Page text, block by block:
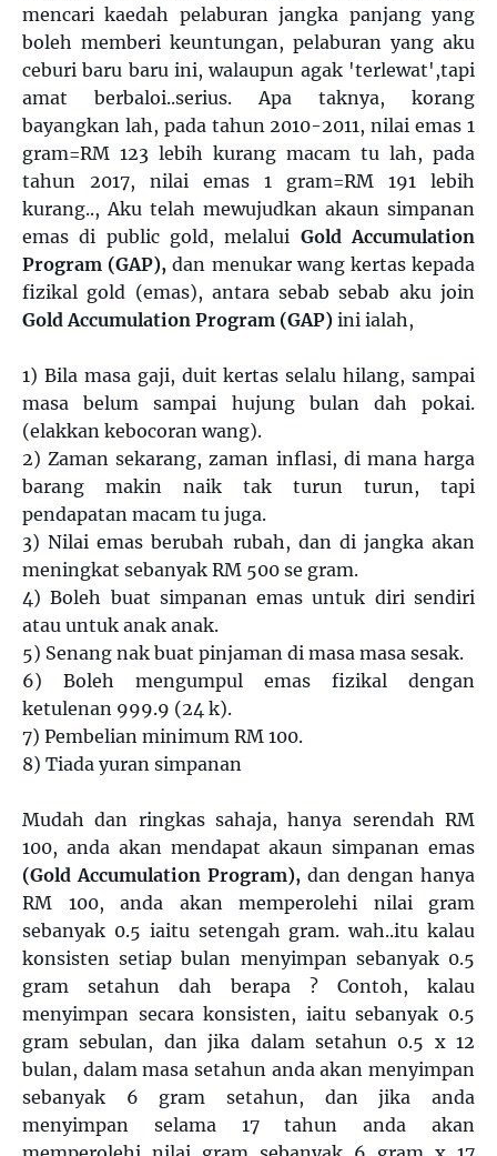
mencari kaedah pelaburan jangka panjang yang
boleh memberi keuntungan, pelaburan yang aku
ceburi baru baru ini, walaupun agak 'terlewat',tapi
amat berbaloi..serius. Apa taknya, korang
bayangkan lah, pada tahun 2010-2011, nilai emas 1
gram=RM 123 lebih kurang macam tu lah, pada
tahun 2017, nilai emas 1 gram=RM 191 lebih
kurang.., Aku telah mewujudkan akaun simpanan
emas di public gold, melalui Gold Accumulation
Program (GAP),dan menukar wang kertas kepada
fizikal gold (emas), antara sebab sebab aku join
Gold Accumulation Program (GAP) ini ialah,
1) Bila masa gaji, duit kertas selalu hilang, sampai
masa belum sampai hujung bulan dah pokai.
(elakkan kebocoran wang).
2) Zaman sekarang, zaman inflasi, di mana harga
barang makin naik tak turun turun, tapi
pendapatan macam tu juga.
3) Nilai emas berubah rubah, dan di jangka akan
meningkat sebanyak RM 500 se gram.
4) Boleh buat simpanan emas untuk diri sendiri
atau untuk anak anak.
5) Senang nak buat pinjaman di masa masa sesak.
6) Boleh mengumpul emas fizikal dengan
ketulenan 999.9 (24 k).
7) Pembelian minimum RM 100.
8) Tiada yuran simpanan
Mudah dan ringkas sahaja, hanya serendah RM
100, anda akan mendapat akaun simpanan emas
(Gold Accumulation Program), dan dengan hanya
RM 100, anda akan memperolehi nilai gram
sebanyak 0.5 iaitu setengah gram. wah..itu kalau
konsisten setiap bulan menyimpan sebanyak 0.5
gram setahun dah berapa ? Contoh, kalau
menyimpan secara konsisten, iaitu sebanyak 0.5
gram sebulan, dan jika dalam setahun 0.5 x 12
bulan, dalam masa setahun anda akan menyimpan
sebanyak 6 gram setahun, dan jika anda
menyimpan selama 17 tahun anda akan